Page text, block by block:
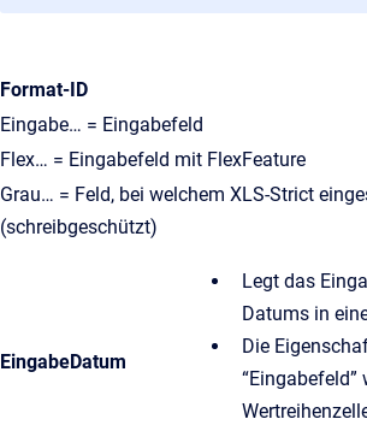
Format-ID
Eingabe… = Eingabefeld
Flex… = Eingabefeld mit FlexFeature
Grau… = Feld, bei welchem XLS-Strict
(schreibgeschützt)
EingabeDatum
Legt das
Datums in
Die
“Eingabefeld”